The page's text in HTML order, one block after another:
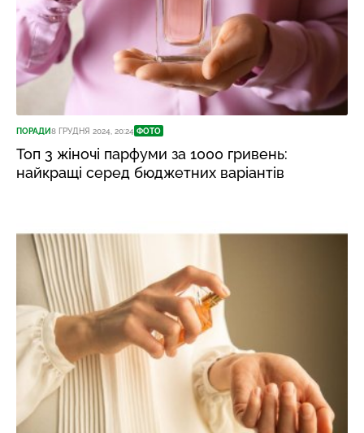
ПОРАДИ8 ГРУДНЯ 2024, 20:24 ФОТО
Топ 3 жіночі парфуми за 1000 гривень:
найкращі серед бюджетних варіантів